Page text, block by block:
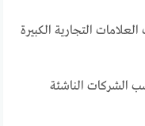
التجارية الكبيرة
الشركات الناشئة